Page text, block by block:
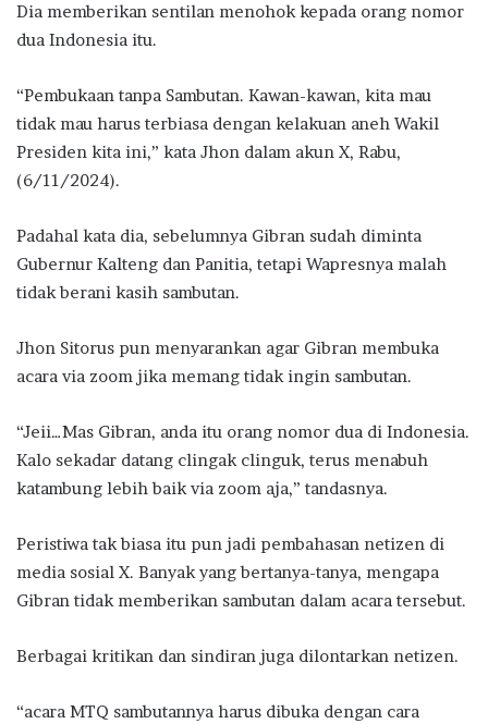
Dia memberikan sentilan menohok kepada orang nomor
dua Indonesia itu.
“Pembukaan tanpa Sambutan. Kawan-kawan, kita mau
tidak mau harus terbiasa dengan kelakuan aneh Wakil
Presiden kita ini,” kata Jhon dalam akun X, Rabu,
(6/11/2024).
Padahal kata dia, sebelumnya Gibran sudah diminta
Gubernur Kalteng dan Panitia, tetapi Wapresnya malah
tidak berani kasih sambutan.
Jhon Sitorus pun menyarankan agar Gibran membuka
acara via zoom jika memang tidak ingin sambutan.
“Jeii…Mas Gibran, anda itu orang nomor dua di Indonesia.
Kalo sekadar datang clingak clinguk, terus menabuh
katambung lebih baik via zoom aja,” tandasnya.
Peristiwa tak biasa itu pun jadi pembahasan netizen di
media sosial X. Banyak yang bertanya-tanya, mengapa
Gibran tidak memberikan sambutan dalam acara tersebut.
Berbagai kritikan dan sindiran juga dilontarkan netizen.
“acara MTQ sambutannya harus dibuka dengan cara